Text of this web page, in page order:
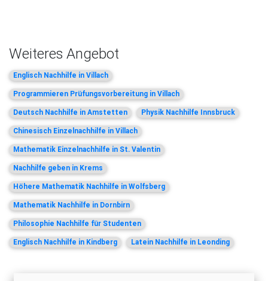
Weiteres Angebot
Englisch Nachhilfe in Villach
Programmieren Prüfungsvorbereitung in Villach
Deutsch Nachhilfe in Amstetten Physik Nachhilfe Innsbruck
Chinesisch Einzelnachhilfe in Villach
Mathematik Einzelnachhilfe in St. Valentin
Nachhilfe geben in Krems
Höhere Mathematik Nachhilfe in Wolfsberg
Mathematik Nachhilfe in Dornbirn
Philosophie Nachhilfe für Studenten
Englisch Nachhilfe in Kindberg Latein Nachhilfe in Leonding